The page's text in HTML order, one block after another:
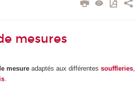
mesures
mesureadaptés aux différentes souffleries,
.